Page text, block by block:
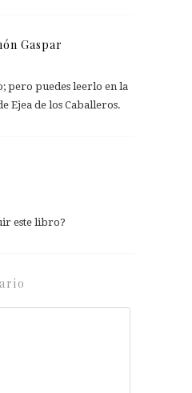
Gaspar
pero puedes leerlo en la
Ejea de los Caballeros.
este libro?